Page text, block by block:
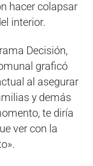
hacer colapsar
interior.
Decisión,
graficó
al asegurar
y demás
te diría
ver con la